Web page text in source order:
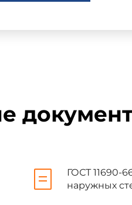
ГОСТ 11690-
наружных